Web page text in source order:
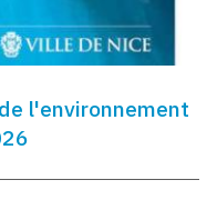
l'environnement